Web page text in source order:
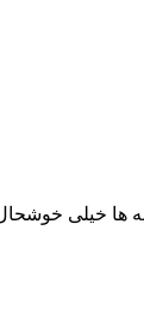
ها خیلی